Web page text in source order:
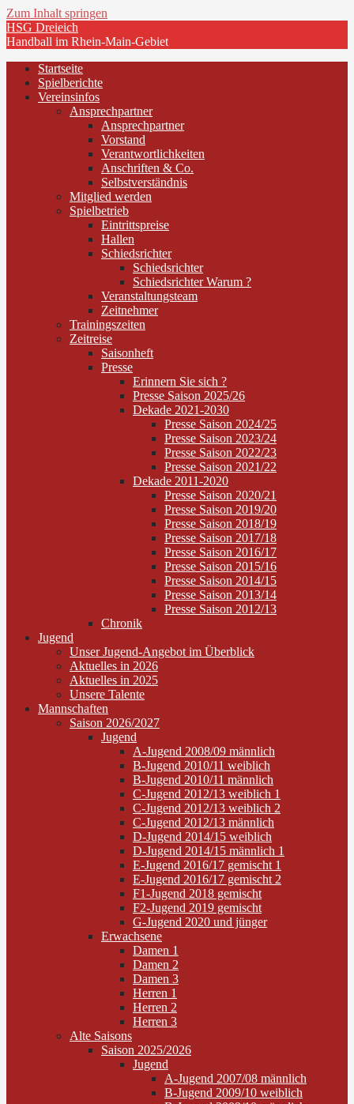
Zum Inhalt springen
HSG Dreieich
Handball im Rhein-Main-Gebiet
Startseite
Spielberichte
Vereinsinfos
Ansprechpartner
Ansprechpartner
Vorstand
Verantwortlichkeiten
Anschriften & Co.
Selbstverständnis
Mitglied werden
Spielbetrieb
Eintrittspreise
Hallen
Schiedsrichter
Schiedsrichter
Schiedsrichter Warum ?
Veranstaltungsteam
Zeitnehmer
Trainingszeiten
Zeitreise
Saisonheft
Presse
Erinnern Sie sich ?
Presse Saison 2025/26
Dekade 2021-2030
Presse Saison 2024/25
Presse Saison 2023/24
Presse Saison 2022/23
Presse Saison 2021/22
Dekade 2011-2020
Presse Saison 2020/21
Presse Saison 2019/20
Presse Saison 2018/19
Presse Saison 2017/18
Presse Saison 2016/17
Presse Saison 2015/16
Presse Saison 2014/15
Presse Saison 2013/14
Presse Saison 2012/13
Chronik
Jugend
Unser Jugend-Angebot im Überblick
Aktuelles in 2026
Aktuelles in 2025
Unsere Talente
Mannschaften
Saison 2026/2027
Jugend
A-Jugend 2008/09 männlich
B-Jugend 2010/11 weiblich
B-Jugend 2010/11 männlich
C-Jugend 2012/13 weiblich 1
C-Jugend 2012/13 weiblich 2
C-Jugend 2012/13 männlich
D-Jugend 2014/15 weiblich
D-Jugend 2014/15 männlich 1
E-Jugend 2016/17 gemischt 1
E-Jugend 2016/17 gemischt 2
F1-Jugend 2018 gemischt
F2-Jugend 2019 gemischt
G-Jugend 2020 und jünger
Erwachsene
Damen 1
Damen 2
Damen 3
Herren 1
Herren 2
Herren 3
Alte Saisons
Saison 2025/2026
Jugend
A-Jugend 2007/08 männlich
B-Jugend 2009/10 weiblich